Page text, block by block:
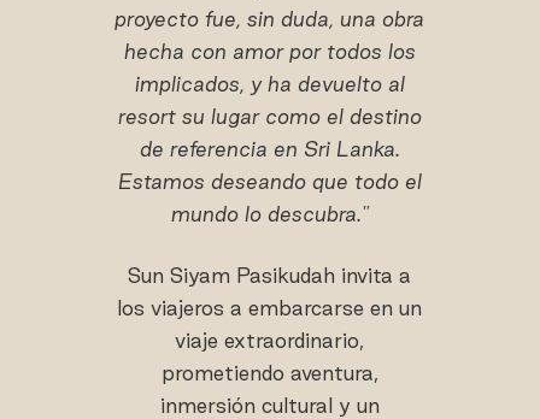
proyecto fue, sin duda, una obra
hecha con amor por todos los
implicados, y ha devuelto al
resort su lugar como el destino
de referencia en Sri Lanka.
Estamos deseando que todo el
mundo lo descubra."
Sun Siyam Pasikudah invita a
los viajeros a embarcarse en un
viaje extraordinario,
prometiendo aventura,
inmersión cultural y un